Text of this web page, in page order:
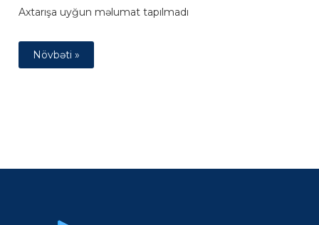
Axtarışa uyğun məlumat tapılmadı
Növbəti »